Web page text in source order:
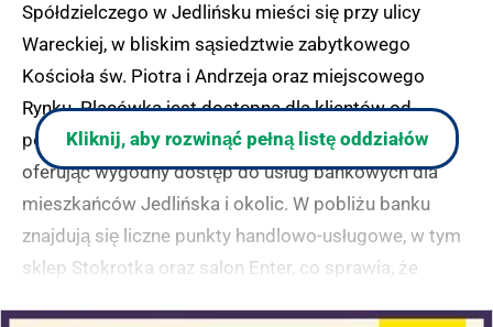
Spółdzielczego w Jedlińsku mieści się przy ulicy
Wareckiej, w bliskim sąsiedztwie zabytkowego
Kościoła św. Piotra i Andrzeja oraz miejscowego
Rynku. Placówka jest dostępna dla klientów od
poniedziałku do piątku w godzinach 7:30-15:20,
oferując wygodny dostęp do usług bankowych dla
mieszkańców Jedlińska i okolic. W pobliżu banku
znajdują się liczne punkty handlowo-usługowe, w tym
sklep Stokrotka oraz salon Enter, co sprawia, że
Kliknij, aby rozwinąć pełną listę oddziałów